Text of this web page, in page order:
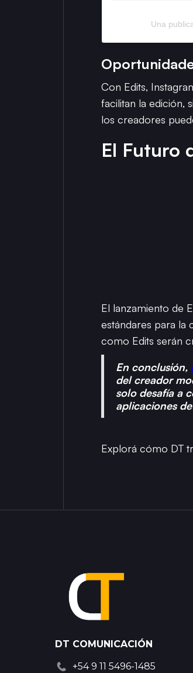
Una
Con Edits,
facilitan la edición,
los creadores
El Futuro
El lanzamiento de
estándares para la
como Edits serán
En conclusión,
del creador
solo desafía a
aplicaciones
Explorá cómo DT
DT COMUNICACIÓN
+54 9 11 5496-1485